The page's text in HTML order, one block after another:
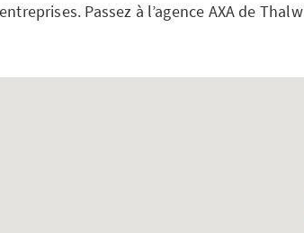
entreprises. Passez à l’agence AXA de